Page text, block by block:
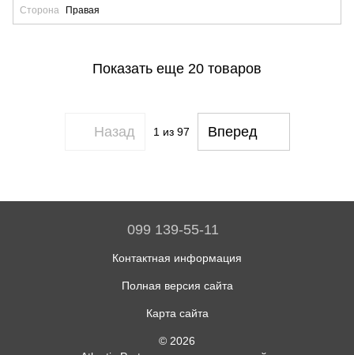
Сторона
Правая
Показать еще 20 товаров
Назад 1 из 97 Вперед
099 139-55-11
Контактная информация
Полная версия сайта
Карта сайта
© 2026